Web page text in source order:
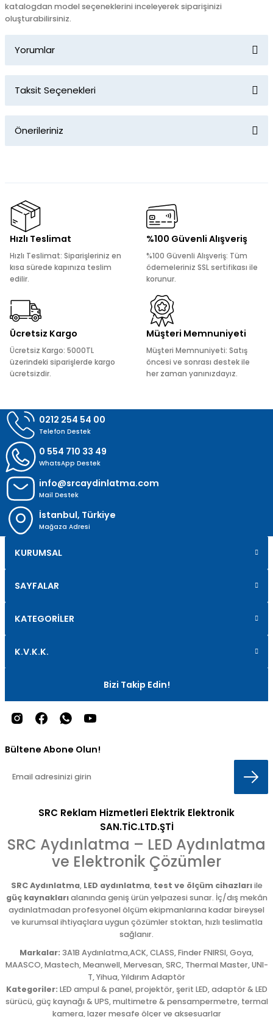
katalogdan model seçeneklerini inceleyerek siparişinizi
oluşturabilirsiniz.
Yorumlar
Taksit Seçenekleri
Önerileriniz
kullanarak tarafımıza iletebilirsiniz.
Görüş ve önerileriniz için teşekkür ederiz.
Ürün resmi kalitesiz, bozuk veya görüntülenemiyor.
Ürün bilgilerinde hatalar bulunuyor.
Ürün fiyatı diğer sitelerden daha pahalı.
Bu ürüne benzer farklı alternatifler olmalı.
Hızlı Teslimat
Hızlı Teslimat: Siparişleriniz en
kısa sürede kapınıza teslim
edilir.
%100 Güvenli Alışveriş
%100 Güvenli Alışveriş: Tüm
ödemeleriniz SSL sertifikası ile
korunur.
Ücretsiz Kargo
Ücretsiz Kargo: 5000TL
üzerindeki siparişlerde kargo
ücretsizdir.
Müşteri Memnuniyeti
Müşteri Memnuniyeti: Satış
öncesi ve sonrası destek ile
her zaman yanınızdayız.
0212 254 54 00
Telefon Destek
0 554 710 33 49
WhatsApp Destek
info@srcaydinlatma.com
Mail Destek
İstanbul, Türkiye
Mağaza Adresi
KURUMSAL
SAYFALAR
KATEGORİLER
K.V.K.K.
Bizi Takip Edin!
Bültene Abone Olun!
SRC Reklam Hizmetleri Elektrik Elektronik
SAN.TİC.LTD.ŞTİ
SRC Aydınlatma – LED Aydınlatma
ve Elektronik Çözümler
SRC Aydınlatma, LED aydınlatma, test ve ölçüm cihazlarıile
güç kaynaklarıalanında geniş ürün yelpazesi sunar. İç/dış mekân
aydınlatmadan profesyonel ölçüm ekipmanlarına kadar bireysel
ve kurumsal ihtiyaçlara uygun çözümler stoktan, hızlı teslimatla
sağlanır.
Markalar: 3A1B Aydınlatma,ACK, CLASS, Finder FNIRSI, Goya,
MAASCO, Mastech, Meanwell, Mervesan, SRC, Thermal Master, UNI-
T, Yihua, Yıldırım Adaptör
Kategoriler: LED ampul & panel, projektör, şerit LED, adaptör & LED
sürücü, güç kaynağı & UPS, multimetre & pensampermetre, termal
kamera, lazer mesafe ölçer ve aksesuarlar